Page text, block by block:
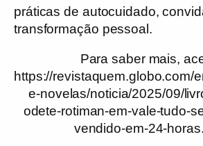
práticas de autocuidado,
transformação pessoal.
Para saber mais,
https://revistaquem.globo.com/
e-novelas/noticia/2025/09/
odete-rotiman-em-vale-tudo-
vendido-em-24-